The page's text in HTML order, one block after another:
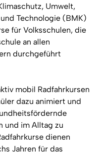
Umwelt,
Technologie (BMK)
für Volksschulen, die
an allen
durchgeführt
mobil Radfahrkursen
dazu animiert und
und im Alltag zu
dienen
Jahren für das